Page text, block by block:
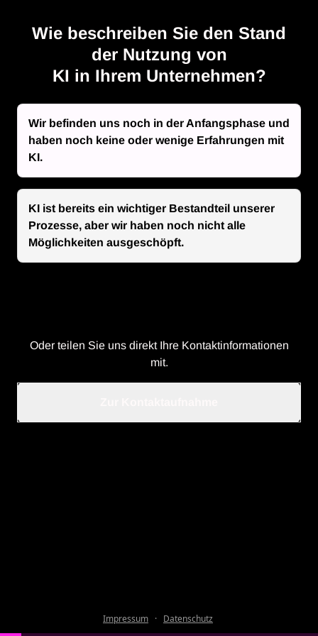
Wie beschreiben Sie den Stand
der Nutzung von
KI in Ihrem Unternehmen?
Wir befinden uns noch in der Anfangsphase und
haben noch keine oder wenige Erfahrungen mit
KI.
KI ist bereits ein wichtiger Bestandteil unserer
Prozesse, aber wir haben noch nicht alle
Möglichkeiten ausgeschöpft.
Oder teilen Sie uns direkt Ihre Kontaktinformationen
mit.
Impressum · Datenschutz